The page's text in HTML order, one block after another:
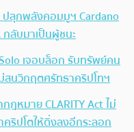
ปลุกพลังคอมมูฯ Cardano
ลับมาเป็นผู้ชนะ
เจอบล็อก รับทรัพย์คน
สนวิกฤตศรัทธาคริปโทฯ
ฎหมาย CLARITY Act ไม่
ริปโตให้ดิ่งลงอีกระลอก